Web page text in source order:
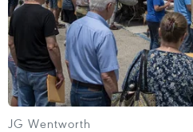
Các vận động viên tranh tài trên
Đà Nẵng 2019. (Ảnh:
JG Wentworth